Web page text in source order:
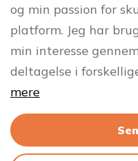
og min passion for
platform. Jeg har
min interesse
deltagelse i
mere